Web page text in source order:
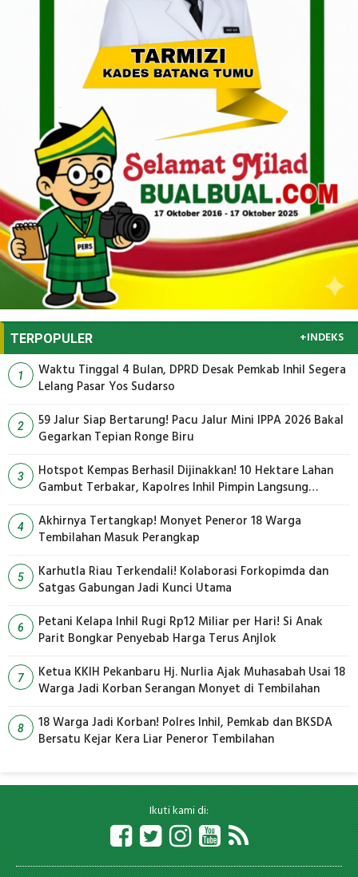
TERPOPULER +INDEKS
1
Waktu Tinggal 4 Bulan, DPRD Desak Pemkab Inhil Segera
Lelang Pasar Yos Sudarso
2
59 Jalur Siap Bertarung! Pacu Jalur Mini IPPA 2026 Bakal
Gegarkan Tepian Ronge Biru
3
Hotspot Kempas Berhasil Dijinakkan! 10 Hektare Lahan
Gambut Terbakar, Kapolres Inhil Pimpin Langsung
4
Akhirnya Tertangkap! Monyet Peneror 18 Warga
Tembilahan Masuk Perangkap
5
Karhutla Riau Terkendali! Kolaborasi Forkopimda dan
Satgas Gabungan Jadi Kunci Utama
6
Petani Kelapa Inhil Rugi Rp12 Miliar per Hari! Si Anak
Parit Bongkar Penyebab Harga Terus Anjlok
7
Ketua KKIH Pekanbaru Hj. Nurlia Ajak Muhasabah Usai 18
Warga Jadi Korban Serangan Monyet di Tembilahan
8
18 Warga Jadi Korban! Polres Inhil, Pemkab dan BKSDA
Bersatu Kejar Kera Liar Peneror Tembilahan
Ikuti kami di: